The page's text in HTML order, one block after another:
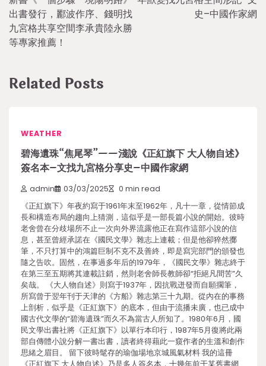
navigation
出書發行，酈波作序、錢明找
九宮格共享空間李承貴陸永勝
等專家推薦！
史–中國作家網
Related Posts
WEATHER
碧海遺珠“焦尾琴”——淺說《正紅旗下 大人物自述》
簽名本–文找九宮格分享史–中國作家網
admin 03/03/2025 0 min read
《正紅旗下》年夜約寫于1961年末至1962年，凡十一章，從情節成
長和構造布局的趨向上猜測，這似乎是一部長篇小說的開始。彼時
老舍曾在分歧場所不止一次向外界流露他正在寫作這部小說的信
息，甚至曾經承諾在《國民文學》雜志上連載；但是他卻猝然擲
筆，不只打算中的鴻篇巨制不克不及善終，即是寫完部門的頒發也
隨之告吹。固然，在事過多年后的1979年，《國民文學》雜志終于
在第三至五期將其連載註銷，然則老舍師長教師卻“拒絕凡間苦”久
矣哉。 《大人物自述》則寫于1937年，因抗戰迸發而自願擱筆，
所寫曾于翌年刊于天津的《方船》雜志第三十九期。從內在的事務
上剖析，似乎是《正紅旗下》的底本，但由于流播未廣，也已成中
國古代文學的“碧海遺珠”而久不為當古人所知了。1980年6月，國
民文學出書社將《正紅旗下》以單行本印行，1987年5月復將此兩
部自傳體小說分解一書出書，讀者終得藉此一窺作者的生溫和創作
思緒之眉目。 留下彼時髦存的瑜伽場地京城風氣材料 我的這冊
《正紅旗下 大人物自述》乃是多人簽名本，十幾年前于某舊書網